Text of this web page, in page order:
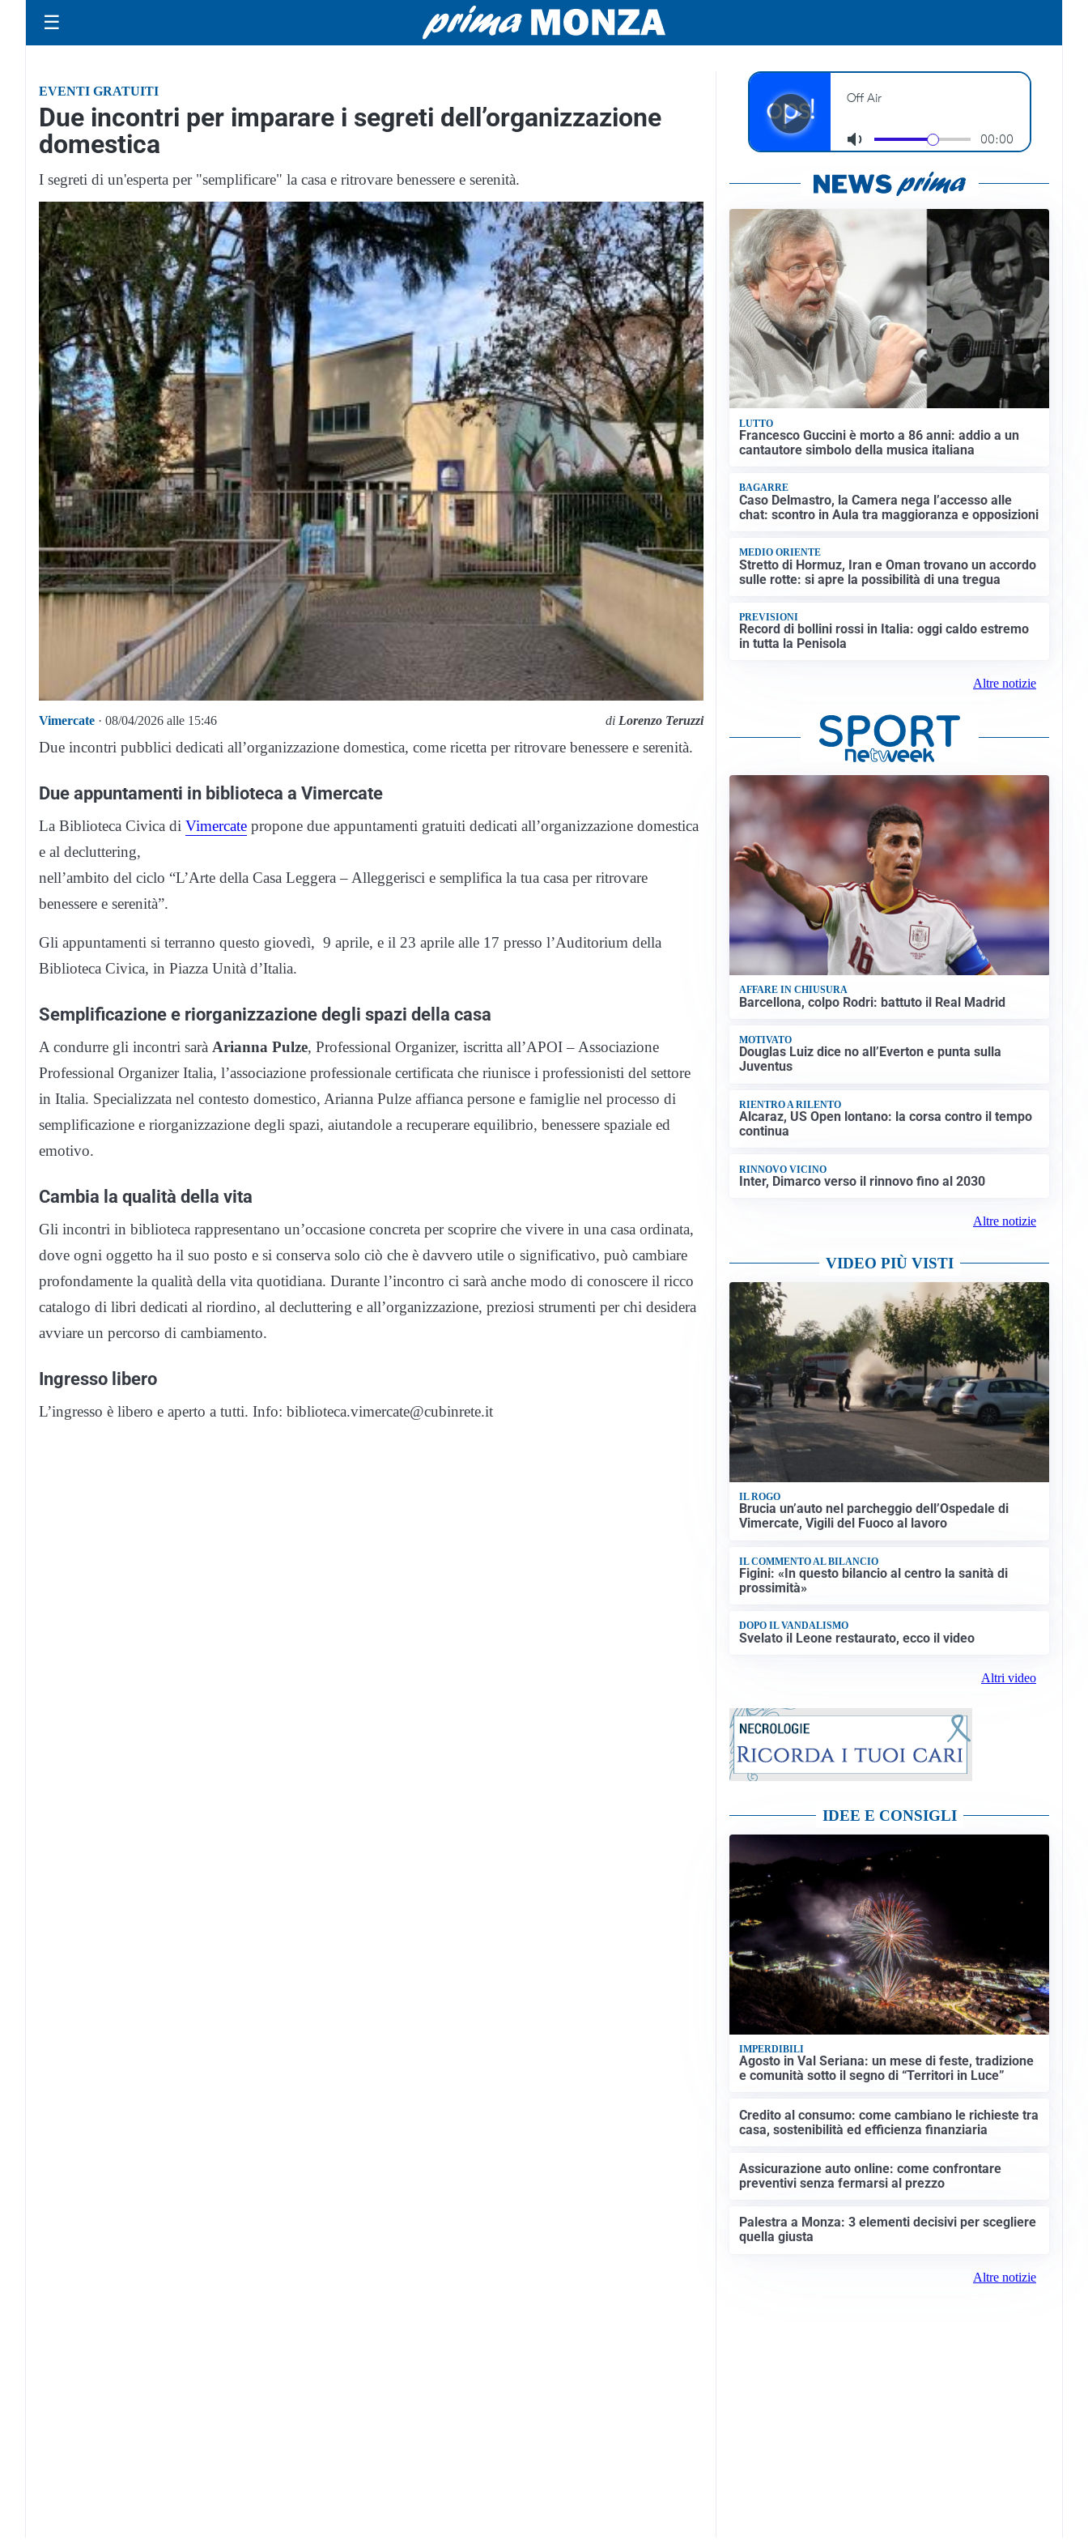
☰
EVENTI GRATUITI
Due incontri per imparare i segreti dell’organizzazione
domestica
I segreti di un'esperta per "semplificare" la casa e ritrovare benessere e serenità.
Vimercate · 08/04/2026 alle 15:46 di Lorenzo Teruzzi
Due incontri pubblici dedicati all’organizzazione domestica, come ricetta per ritrovare benessere e serenità.
Due appuntamenti in biblioteca a Vimercate
La Biblioteca Civica di Vimercate propone due appuntamenti gratuiti dedicati all’organizzazione domestica
e al decluttering,
nell’ambito del ciclo “L’Arte della Casa Leggera – Alleggerisci e semplifica la tua casa per ritrovare
benessere e serenità”.
Gli appuntamenti si terranno questo giovedì, 9 aprile, e il 23 aprile alle 17 presso l’Auditorium della
Biblioteca Civica, in Piazza Unità d’Italia.
Semplificazione e riorganizzazione degli spazi della casa
A condurre gli incontri sarà Arianna Pulze, Professional Organizer, iscritta all’APOI – Associazione
Professional Organizer Italia, l’associazione professionale certificata che riunisce i professionisti del settore
in Italia. Specializzata nel contesto domestico, Arianna Pulze affianca persone e famiglie nel processo di
semplificazione e riorganizzazione degli spazi, aiutandole a recuperare equilibrio, benessere spaziale ed
emotivo.
Cambia la qualità della vita
Gli incontri in biblioteca rappresentano un’occasione concreta per scoprire che vivere in una casa ordinata,
dove ogni oggetto ha il suo posto e si conserva solo ciò che è davvero utile o significativo, può cambiare
profondamente la qualità della vita quotidiana. Durante l’incontro ci sarà anche modo di conoscere il ricco
catalogo di libri dedicati al riordino, al decluttering e all’organizzazione, preziosi strumenti per chi desidera
avviare un percorso di cambiamento.
Ingresso libero
L’ingresso è libero e aperto a tutti. Info: biblioteca.vimercate@cubinrete.it
LUTTO
Francesco Guccini è morto a 86 anni: addio a un
cantautore simbolo della musica italiana
BAGARRE
Caso Delmastro, la Camera nega l’accesso alle
chat: scontro in Aula tra maggioranza e opposizioni
MEDIO ORIENTE
Stretto di Hormuz, Iran e Oman trovano un accordo
sulle rotte: si apre la possibilità di una tregua
PREVISIONI
Record di bollini rossi in Italia: oggi caldo estremo
in tutta la Penisola
Altre notizie
AFFARE IN CHIUSURA
Barcellona, colpo Rodri: battuto il Real Madrid
MOTIVATO
Douglas Luiz dice no all’Everton e punta sulla
Juventus
RIENTRO A RILENTO
Alcaraz, US Open lontano: la corsa contro il tempo
continua
RINNOVO VICINO
Inter, Dimarco verso il rinnovo fino al 2030
Altre notizie
VIDEO PIÙ VISTI
IL ROGO
Brucia un’auto nel parcheggio dell’Ospedale di
Vimercate, Vigili del Fuoco al lavoro
IL COMMENTO AL BILANCIO
Figini: «In questo bilancio al centro la sanità di
prossimità»
DOPO IL VANDALISMO
Svelato il Leone restaurato, ecco il video
Altri video
IDEE E CONSIGLI
IMPERDIBILI
Agosto in Val Seriana: un mese di feste, tradizione
e comunità sotto il segno di “Territori in Luce”
Credito al consumo: come cambiano le richieste tra
casa, sostenibilità ed efficienza finanziaria
Assicurazione auto online: come confrontare
preventivi senza fermarsi al prezzo
Palestra a Monza: 3 elementi decisivi per scegliere
quella giusta
Altre notizie